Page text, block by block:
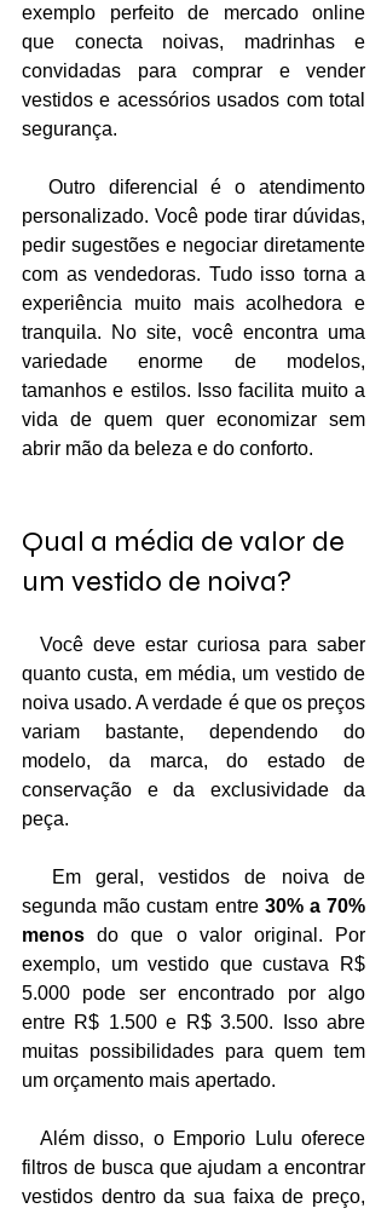
exemplo perfeito de mercado online
que conecta noivas, madrinhas e
convidadas para comprar e vender
vestidos e acessórios usados com total
segurança.
personalizado. Você pode tirar dúvidas,
pedir sugestões e negociar diretamente
com as vendedoras. Tudo isso torna a
experiência muito mais acolhedora e
tranquila. No site, você encontra uma
variedade enorme de modelos,
tamanhos e estilos. Isso facilita muito a
vida de quem quer economizar sem
abrir mão da beleza e do conforto.
Qual a média de valor de
um vestido de noiva?
  Você deve estar curiosa para saber
quanto custa, em média, um vestido de
noiva usado. A verdade é que os preços
variam bastante, dependendo do
modelo, da marca, do estado de
conservação e da exclusividade da
peça.
segunda mão custam entre 30% a 70%
menos do que o valor original. Por
exemplo, um vestido que custava R$
5.000 pode ser encontrado por algo
entre R$ 1.500 e R$ 3.500. Isso abre
muitas possibilidades para quem tem
um orçamento mais apertado.
filtros de busca que ajudam a encontrar
vestidos dentro da sua faixa de preço,